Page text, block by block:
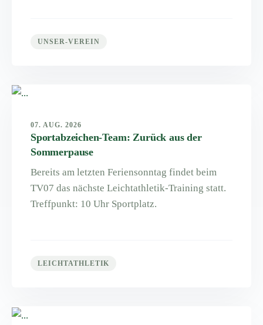
UNSER-VEREIN
07. AUG. 2026
Sportabzeichen-Team: Zurück aus der
Sommerpause
Bereits am letzten Feriensonntag findet beim
TV07 das nächste Leichtathletik-Training statt.
Treffpunkt: 10 Uhr Sportplatz.
LEICHTATHLETIK